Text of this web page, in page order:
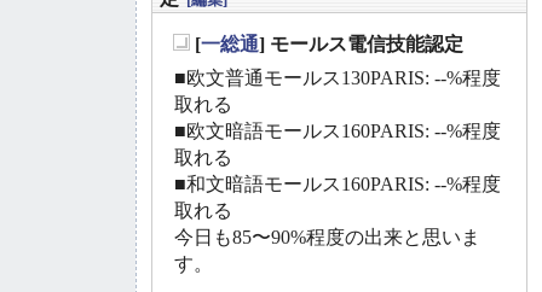
[一総通] モールス電信技能認定
■欧文普通モールス130PARIS: --%程度
取れる
■欧文暗語モールス160PARIS: --%程度
取れる
■和文暗語モールス160PARIS: --%程度
取れる
今日も85〜90%程度の出来と思いま
す。